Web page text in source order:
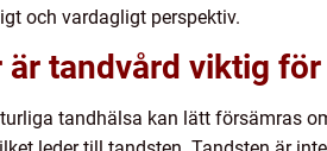
och vardagligt perspektiv.
är tandvård viktig
tandhälsa kan lätt försämras